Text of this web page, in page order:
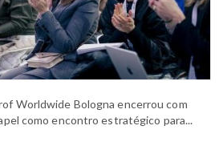
Worldwide Bologna encerrou com
como encontro estratégico para...